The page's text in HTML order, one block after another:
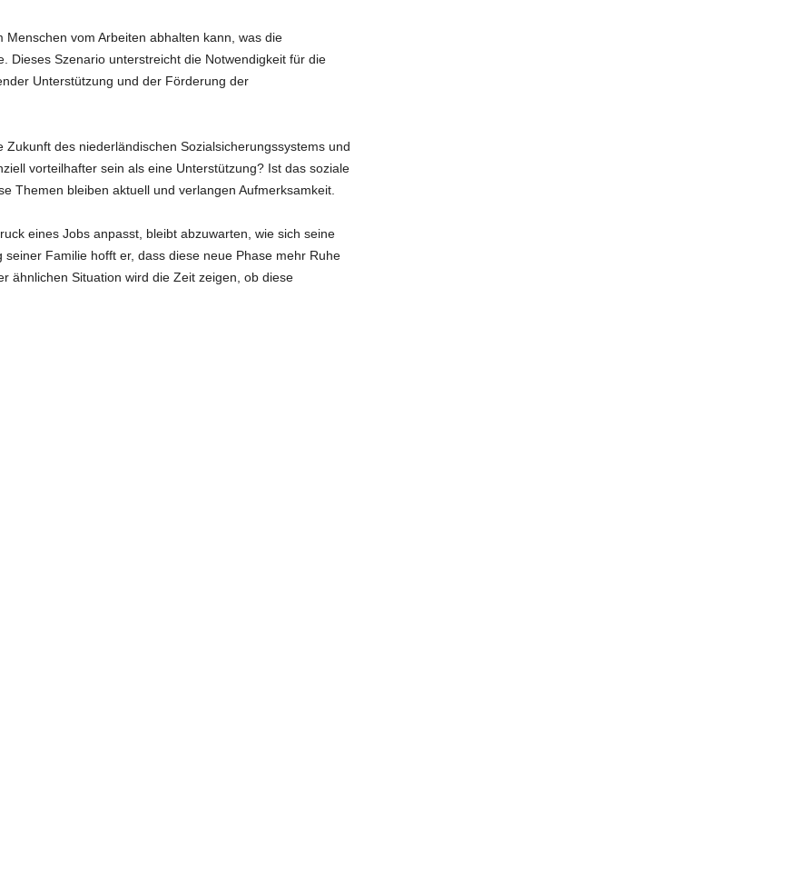
vom Arbeiten abhalten kann, was die
Dieses Szenario unterstreicht die Notwendigkeit für die
Unterstützung und der Förderung der
des niederländischen Sozialsicherungssystems und
vorteilhafter sein als eine Unterstützung? Ist das soziale
Themen bleiben aktuell und verlangen Aufmerksamkeit.
eines Jobs anpasst, bleibt abzuwarten, wie sich seine
Familie hofft er, dass diese neue Phase mehr Ruhe
ähnlichen Situation wird die Zeit zeigen, ob diese